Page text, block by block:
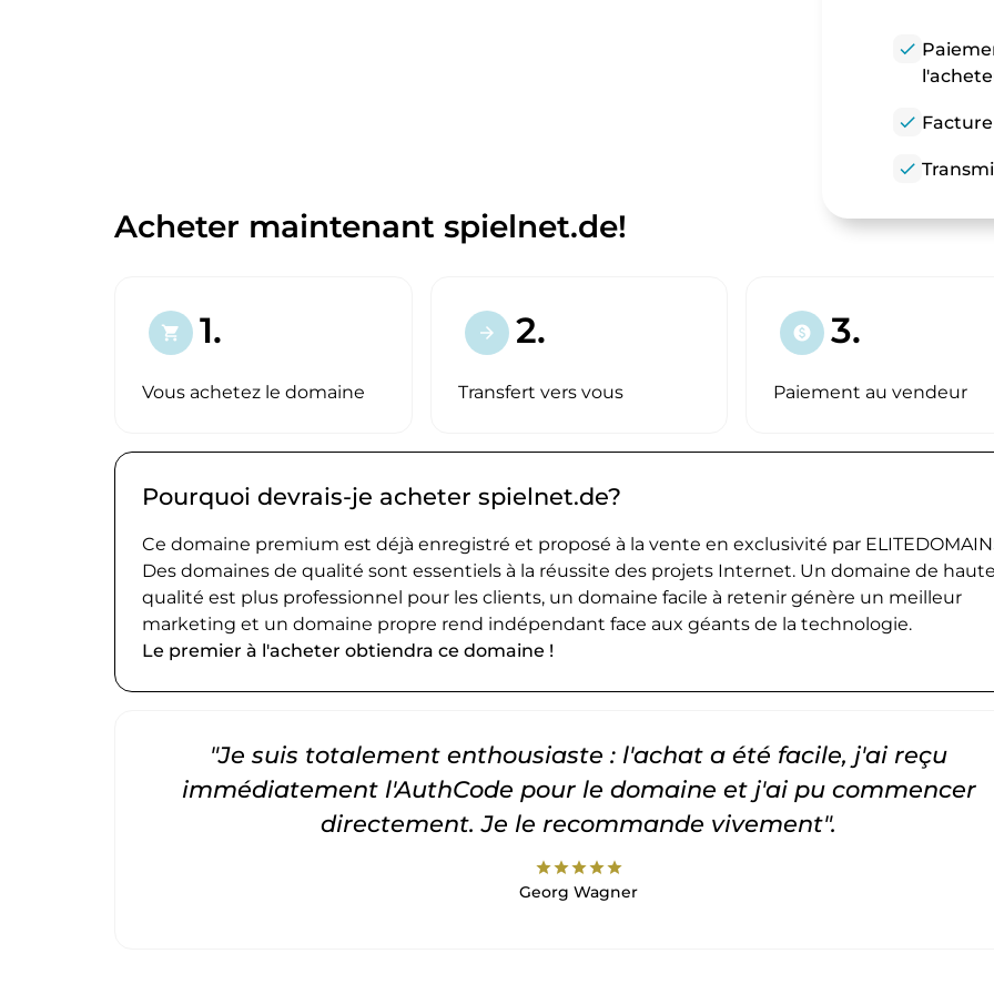
check
check
check
Acheter maintenant spielnet.de!
shopping_cart 1.
Vous achetez le domaine
arrow_forward 2.
Transfert vers vous
paid 3.
Paiement au vendeur
Pourquoi devrais-je acheter spielnet.de?
Ce domaine premium est déjà enregistré et proposé à la vente en exclusivité par
Des domaines de qualité sont essentiels à la réussite des projets Internet. Un domaine de haute
qualité est plus professionnel pour les clients, un domaine facile à retenir génère un meilleur
marketing et un domaine propre rend indépendant face aux géants de la technologie.
Le premier à l'acheter obtiendra ce domaine !
"Je suis totalement enthousiaste : l'achat a été facile, j'ai reçu
immédiatement l'AuthCode pour le domaine et j'ai pu commencer
directement. Je le recommande vivement".
starstarstarstarstar
Georg Wagner